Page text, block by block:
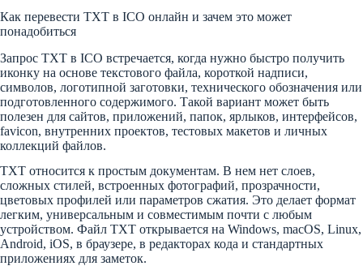
Как перевести TXT в ICO онлайн и зачем это может
понадобиться
Запрос TXT в ICO встречается, когда нужно быстро получить
иконку на основе текстового файла, короткой надписи,
символов, логотипной заготовки, технического обозначения или
подготовленного содержимого. Такой вариант может быть
полезен для сайтов, приложений, папок, ярлыков, интерфейсов,
favicon, внутренних проектов, тестовых макетов и личных
коллекций файлов.
TXT относится к простым документам. В нем нет слоев,
сложных стилей, встроенных фотографий, прозрачности,
цветовых профилей или параметров сжатия. Это делает формат
легким, универсальным и совместимым почти с любым
устройством. Файл TXT открывается на Windows, macOS, Linux,
Android, iOS, в браузере, в редакторах кода и стандартных
приложениях для заметок.